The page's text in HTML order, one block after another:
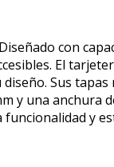
con
El
Sus
y una anchura
y